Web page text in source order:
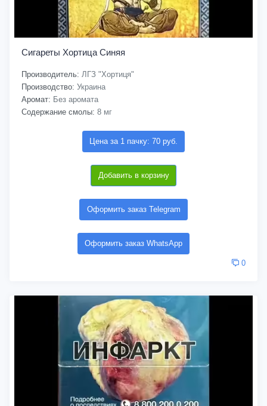
Сигареты Хортица Синяя
Производитель: ЛГЗ "Хортиця"
Производство: Украина
Аромат: Без аромата
Содержание смолы: 8 мг
Цена за 1 пачку: 70 руб.
Добавить в корзину
Оформить заказ Telegram
Оформить заказ WhatsApp
0